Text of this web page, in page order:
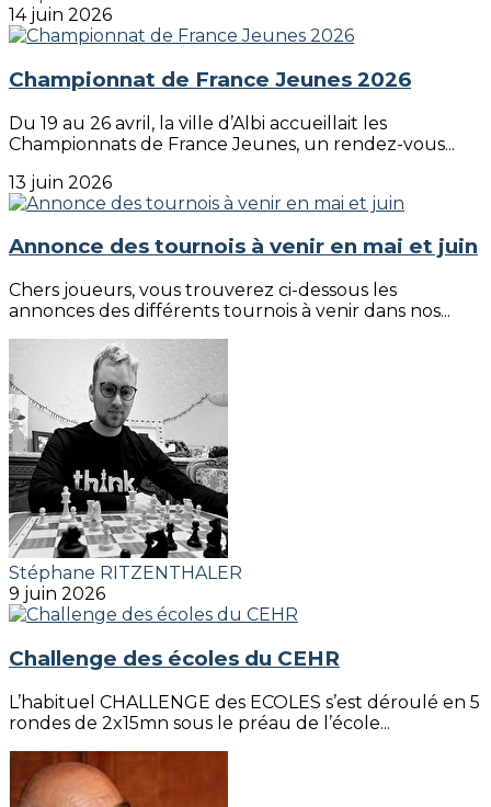
14 juin 2026
Championnat de France Jeunes 2026
Du 19 au 26 avril, la ville d’Albi accueillait les
Championnats de France Jeunes, un rendez-vous...
13 juin 2026
Annonce des tournois à venir en mai et juin
Chers joueurs, vous trouverez ci-dessous les
annonces des différents tournois à venir dans nos...
Stéphane RITZENTHALER
9 juin 2026
Challenge des écoles du CEHR
L’habituel CHALLENGE des ECOLES s’est déroulé en 5
rondes de 2x15mn sous le préau de l’école...